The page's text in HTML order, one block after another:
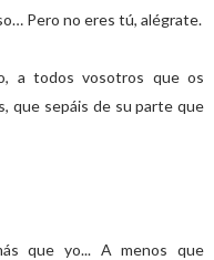
Pero no eres tú, alégrate.
a todos vosotros que os
que sepáis de su parte que
que yo... A menos que